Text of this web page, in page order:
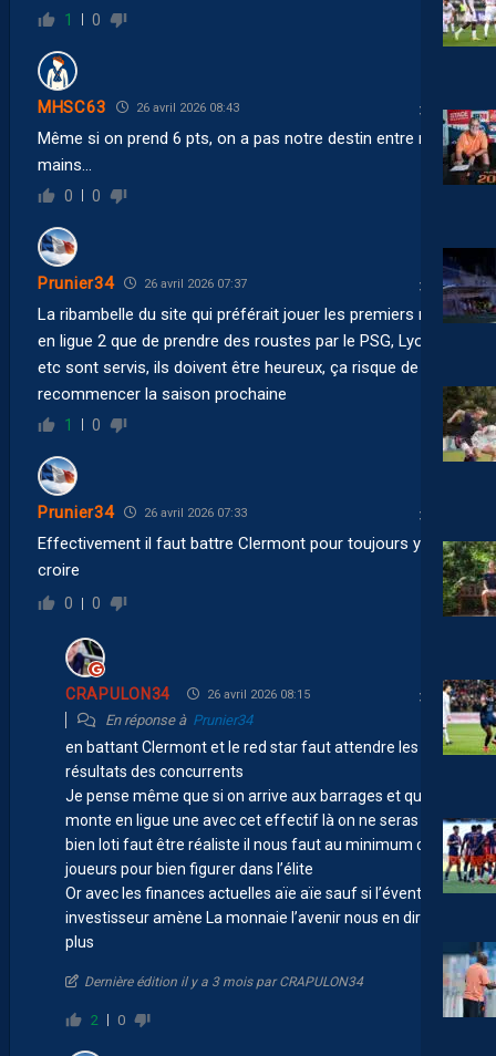
1 0
MHSC63 26 avril 2026 08:43
Même si on prend 6 pts, on a pas notre destin entre nos
mains…
0 0
Prunier34 26 avril 2026 07:37
La ribambelle du site qui préférait jouer les premiers rôles
en ligue 2 que de prendre des roustes par le PSG, Lyon
etc sont servis, ils doivent être heureux, ça risque de
recommencer la saison prochaine
1 0
Prunier34 26 avril 2026 07:33
Effectivement il faut battre Clermont pour toujours y
croire
0 0
CRAPULON34 26 avril 2026 08:15
En réponse à Prunier34
en battant Clermont et le red star faut attendre les
résultats des concurrents
Je pense même que si on arrive aux barrages et que on
monte en ligue une avec cet effectif là on ne seras pas
bien loti faut être réaliste il nous faut au minimum cinq
joueurs pour bien figurer dans l’élite
Or avec les finances actuelles aïe aïe sauf si l’éventuel
investisseur amène La monnaie l’avenir nous en dira
plus
Dernière édition il y a 3 mois par CRAPULON34
2 0